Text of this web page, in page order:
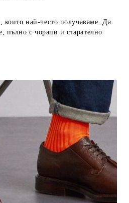
най-често получаваме. Да
пълно с чорапи и старателно